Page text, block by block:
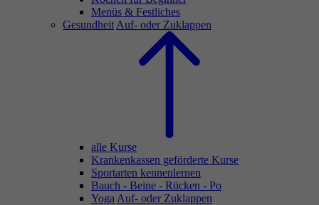
Menüs & Festliches
Gesundheit Auf- oder Zuklappen
alle Kurse
Krankenkassen geförderte Kurse
Sportarten kennenlernen
Bauch - Beine - Rücken - Po
Yoga Auf- oder Zuklappen